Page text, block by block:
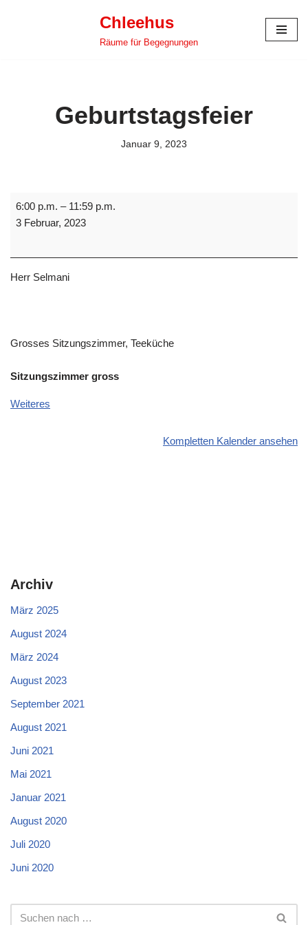
Chleehus
Räume für Begegnungen
Geburtstagsfeier
Januar 9, 2023
6:00 p.m. – 11:59 p.m.
3 Februar, 2023
Herr Selmani
Grosses Sitzungszimmer, Teeküche
Sitzungszimmer gross
Weiteres
Kompletten Kalender ansehen
Archiv
März 2025
August 2024
März 2024
August 2023
September 2021
August 2021
Juni 2021
Mai 2021
Januar 2021
August 2020
Juli 2020
Juni 2020